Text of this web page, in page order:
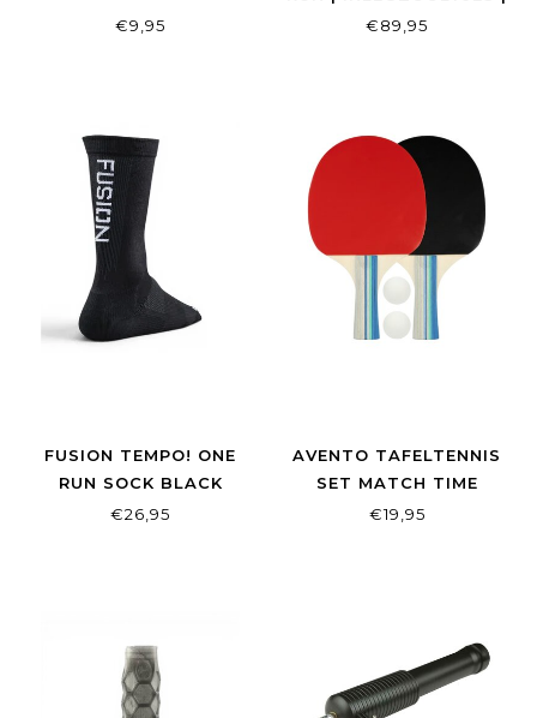
€9,95
OP MAAT
€89,95
FUSION TEMPO! ONE
RUN SOCK BLACK
€26,95
AVENTO TAFELTENNIS
SET MATCH TIME
€19,95